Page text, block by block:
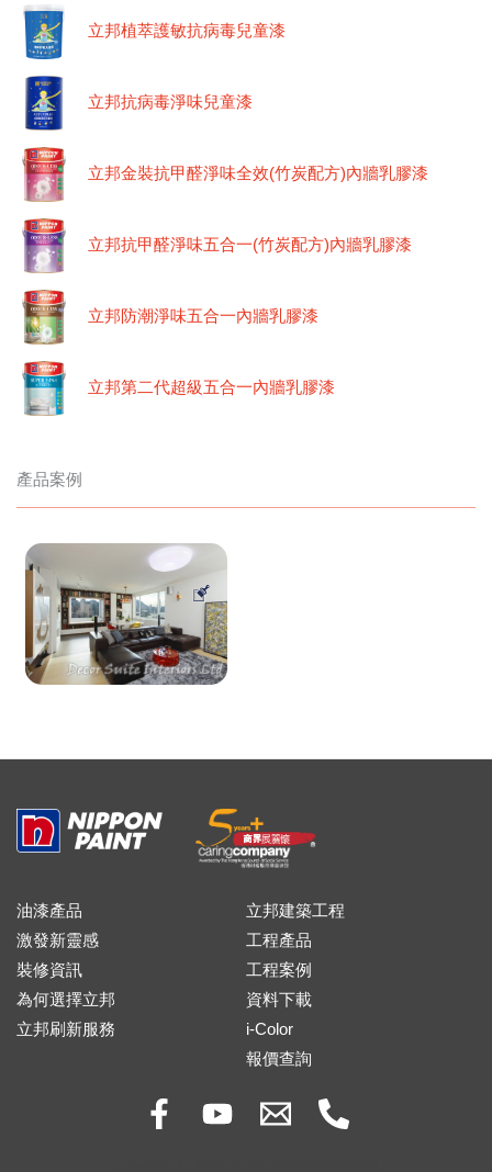
立邦植萃護敏抗病毒兒童漆
立邦抗病毒淨味兒童漆
立邦金裝抗甲醛淨味全效(竹炭配方)內牆乳膠漆
立邦抗甲醛淨味五合一(竹炭配方)內牆乳膠漆
立邦防潮淨味五合一內牆乳膠漆
立邦第二代超級五合一內牆乳膠漆
產品案例
油漆產品
激發新靈感
裝修資訊
為何選擇立邦
立邦刷新服務
立邦建築工程
工程產品
工程案例
資料下載
i-Color
報價查詢